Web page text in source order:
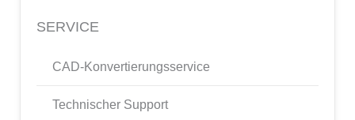
SERVICE
CAD-Konvertierungsservice
Technischer Support